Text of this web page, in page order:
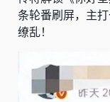
条轮番刷屏，主
缭乱！